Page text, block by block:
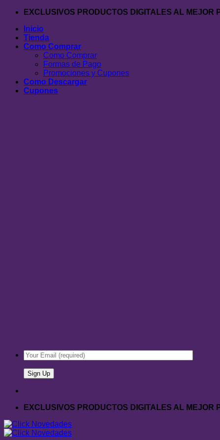
Saltar
contenido
EXCLUSIVOS PRODUCTOS DIGITALES AL MEJOR
Inicio
Tienda
Como Comprar
Como Comprar
Formas de Pago
Promociones y Cupones
Como Descargar
Cupones
EXCLUSIVOS PRODUCTOS DIGITALES AL MEJOR